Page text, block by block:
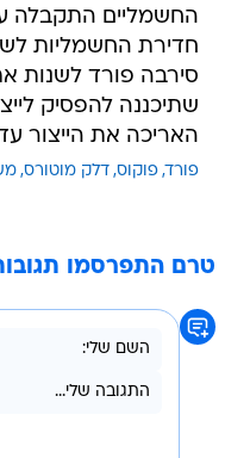
חדירת החשמליות
סירבה פורד לשנות
האריכה את הייצור עד
פורד פוקוס דלק מוטורס
טרם התפרסמו